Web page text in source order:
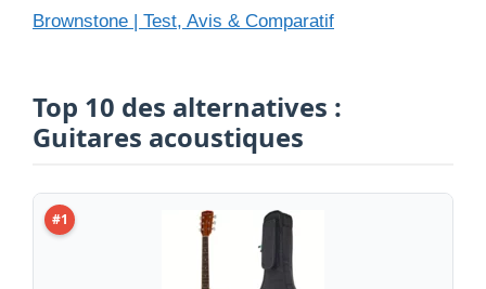
Brownstone | Test, Avis & Comparatif
Top 10 des alternatives :
Guitares acoustiques
#1